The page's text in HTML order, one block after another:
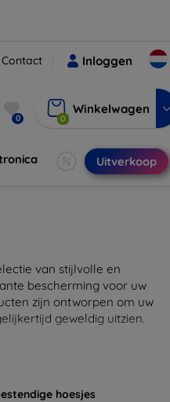
Contact Inloggen
0 0
Winkelwagen
Uitverkoop
van stijlvolle en
bescherming voor uw
zijn ontworpen om uw
geweldig uitzien.
een complete bescherming
hoesjes